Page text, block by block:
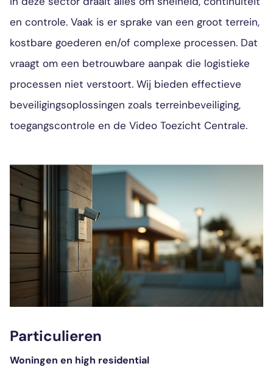
en controle. Vaak is er sprake van een groot terrein,
kostbare goederen en/of complexe processen. Dat
vraagt om een betrouwbare aanpak die logistieke
processen niet verstoort. Wij bieden effectieve
beveiligingsoplossingen zoals terreinbeveiliging,
toegangscontrole en de Video Toezicht Centrale.
Particulieren
Woningen en high residential